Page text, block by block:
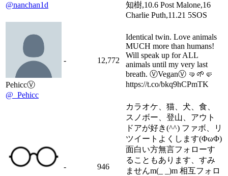
@nanchan1d
知樹,10.6 Post Malone,16
Charlie Puth,11.21 5SOS
PehiccⓋ
@_Pehicc
- 12,772
Identical twin. Love animals
MUCH more than humans!
Will speak up for ALL
animals until my very last
breath. ⓋVeganⓋ 🤜🌱🤛
https://t.co/bkq9hCPmTK
- 946
カラオケ、猫、犬、食、
スノボー、登山、アウト
ドアが好き(^^) ファボ、リ
ツイートよくします(ΦωΦ)
面白い方無言フォローす
ることもあります、すみ
ませんm(_ _)m 相互フォロ